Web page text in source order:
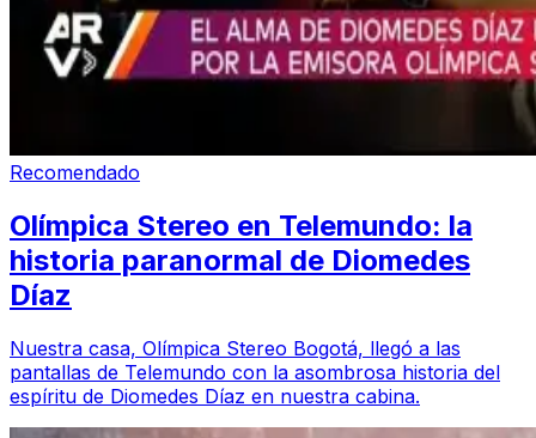
Recomendado
Olímpica Stereo en Telemundo: la
historia paranormal de Diomedes
Díaz
Nuestra casa, Olímpica Stereo Bogotá, llegó a las
pantallas de Telemundo con la asombrosa historia del
espíritu de Diomedes Díaz en nuestra cabina.